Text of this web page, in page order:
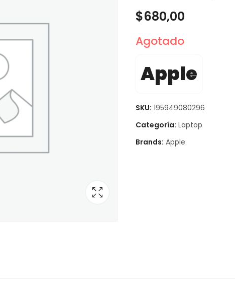
$680,00
Agotado
Apple
SKU: 195949080296
Categoría: Laptop
Brands: Apple